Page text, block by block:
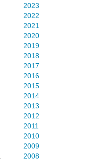
2023
2022
2021
2020
2019
2018
2017
2016
2015
2014
2013
2012
2011
2010
2009
2008